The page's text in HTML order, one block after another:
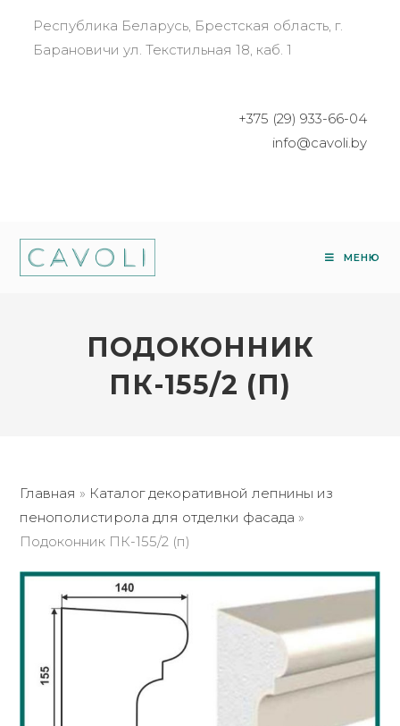
Республика Беларусь, Брестская область, г.
Барановичи ул. Текстильная 18, каб. 1
+375 (29) 933-66-04
info@cavoli.by
МЕНЮ
ПОДОКОННИК
ПК-155/2 (П)
Главная » Каталог декоративной лепнины из
пенополистирола для отделки фасада »
Подоконник ПК-155/2 (п)